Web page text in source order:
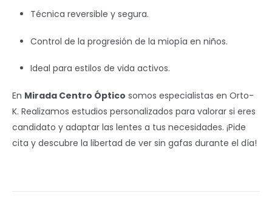
Técnica reversible y segura.
Control de la progresión de la miopía en niños.
Ideal para estilos de vida activos.
En Mirada Centro Óptico somos especialistas en Orto-
K. Realizamos estudios personalizados para valorar si eres
candidato y adaptar las lentes a tus necesidades. ¡Pide
cita y descubre la libertad de ver sin gafas durante el día!